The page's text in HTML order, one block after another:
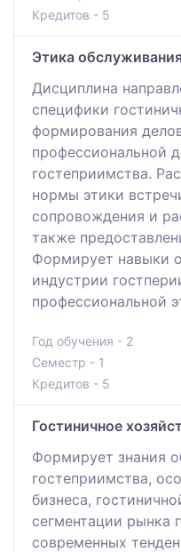
Кредитов - 5
Этика
Дисциплина
специфики
формирования
профессиональной
гостеприимства.
нормы этики
сопровождения и
также
Формирует навыки
индустрии
профессиональной
Год обучения - 2
Семестр - 1
Кредитов - 5
Гостиничное
Формирует знания
гостеприимства,
бизнеса,
сегментации рынка
современных